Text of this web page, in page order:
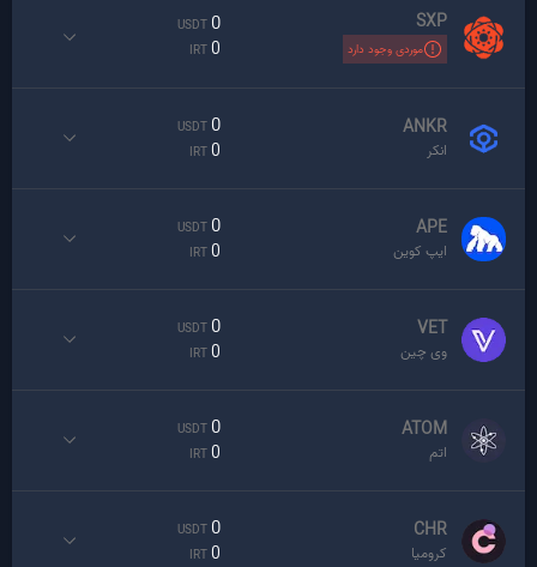
SXP
موردی وجود دارد
0
USDT
0
IRT
ANKR
انکر
0
USDT
0
IRT
APE
ایپ کوین
0
USDT
0
IRT
VET
وی چین
0
USDT
0
IRT
ATOM
اتم
0
USDT
0
IRT
CHR
کرومیا
0
USDT
0
IRT